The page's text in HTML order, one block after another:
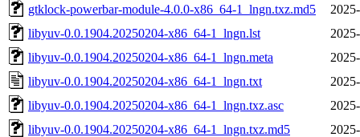
gtklock-powerbar-module-4.0.0-x86_64-1_lngn.txz.md5
libyuv-0.0.1904.20250204-x86_64-1_lngn.lst
libyuv-0.0.1904.20250204-x86_64-1_lngn.meta
libyuv-0.0.1904.20250204-x86_64-1_lngn.txt
libyuv-0.0.1904.20250204-x86_64-1_lngn.txz.asc
libyuv-0.0.1904.20250204-x86_64-1_lngn.txz.md5